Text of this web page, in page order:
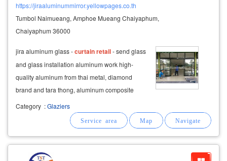
https://jiraaluminummirror.yellowpages.co.th
Tumbol Naimueang, Amphoe Mueang Chaiyaphum,
Chaiyaphum 36000
jira aluminum glass -curtainretail- send glass
and glass installation aluminum work high-
quality aluminum from thai metal, diamond
brand and tara thong, aluminum composite
from deco altex and litewood, zinc work,
stainless steel work, glass doors, glass
, lightcurtains, blinds, room
Category :Glaziers